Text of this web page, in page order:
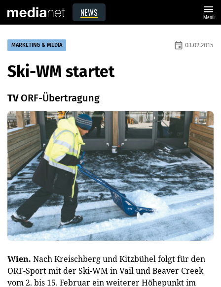
NEWS menu
Menü
MARKETING & MEDIA event 03.02.2015
Ski-WM startet
TVORF-Übertragung
Wien. Nach Kreischberg und Kitzbühel folgt für den
ORF-Sport mit der Ski-WM in Vail und Beaver Creek
vom 2. bis 15. Februar ein weiterer Höhepunkt im